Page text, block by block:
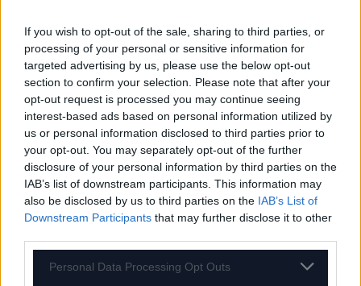
If you wish to opt-out of the sale, sharing to third parties, or
processing of your personal or sensitive information for
targeted advertising by us, please use the below opt-out
section to confirm your selection. Please note that after your
opt-out request is processed you may continue seeing
interest-based ads based on personal information utilized by
us or personal information disclosed to third parties prior to
your opt-out. You may separately opt-out of the further
disclosure of your personal information by third parties on the
IAB’s list of downstream participants. This information may
also be disclosed by us to third parties on the IAB’s List of
Downstream Participants that may further disclose it to other
Personal Data Processing Opt Outs
akarjuk őrizni a szakma hitelességét – már ami
még maradt belőle, – akkor pontosan kell
fogalmaznunk. Például a valószínűleg illegális
pénzt szállító konvojmár egy fokkal jobb módja
a valóság rejtői láttatásának. Ez miért olyan
fontos? Mert amilyen az adjonisten, olyan a
fogadjisten.
Hiszen ugyanez a mechanizmus építette fel a
„Zsolti bácsi”-sztorit. Az égadta világon
semmilyen bizonyíték nincsen arra, hogy ez a